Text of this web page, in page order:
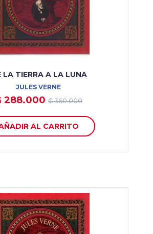
LA TIERRA A LA LUNA
JULES VERNE
288.000 ₲ 360.000
AL CARRITO